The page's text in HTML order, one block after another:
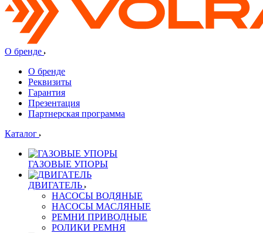
О бренде
О бренде
Реквизиты
Гарантия
Презентация
Партнерская программа
Каталог
ГАЗОВЫЕ УПОРЫ
ДВИГАТЕЛЬ
НАСОСЫ ВОДЯНЫЕ
НАСОСЫ МАСЛЯНЫЕ
РЕМНИ ПРИВОДНЫЕ
РОЛИКИ РЕМНЯ